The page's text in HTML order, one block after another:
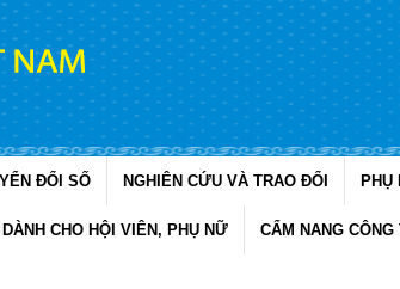
ĐỔI SỐ NGHIÊN CỨU VÀ TRAO ĐỔI PHỤ
DÀNH CHO HỘI VIÊN, PHỤ NỮ CẨM NANG CÔNG